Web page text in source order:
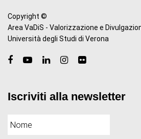
Copyright ©
Area VaDiS - Valorizzazione e
Università degli Studi di Verona
Iscriviti alla newsletter